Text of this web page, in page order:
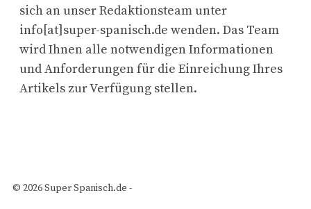
sich an unser Redaktionsteam unter
info[at]super-spanisch.de wenden. Das Team
wird Ihnen alle notwendigen Informationen
und Anforderungen für die Einreichung Ihres
Artikels zur Verfügung stellen.
© 2026 Super Spanisch.de -